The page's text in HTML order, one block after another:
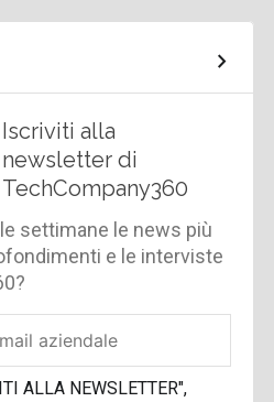
Iscriviti alla
newsletter di
TechCompany360
settimane le news più
e le interviste
ALLA NEWSLETTER",